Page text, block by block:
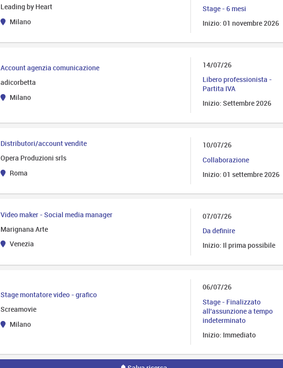
Leading by Heart
Milano
Stage - 6 mesi
Inizio: 01 novembre 2026
Account agenzia comunicazione
adicorbetta
Milano
14/07/26
Libero professionista -
Partita IVA
Inizio: Settembre 2026
Distributori/account vendite
Opera Produzioni srls
Roma
10/07/26
Collaborazione
Inizio: 01 settembre 2026
Video maker - Social media manager
Marignana Arte
Venezia
07/07/26
Da definire
Inizio: Il prima possibile
Stage montatore video - grafico
Screamovie
Milano
06/07/26
Stage - Finalizzato
all'assunzione a tempo
indeterminato
Inizio: Immediato